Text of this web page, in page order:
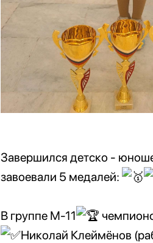
Завершился детско -
завоевали 5 медалей:
В группе М-11
Николай Клеймёнов